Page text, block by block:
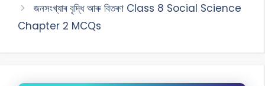
জনসংখ্যাৰ বৃদ্ধি আৰু বিতৰণ Class 8 Social Science
Chapter 2 MCQs